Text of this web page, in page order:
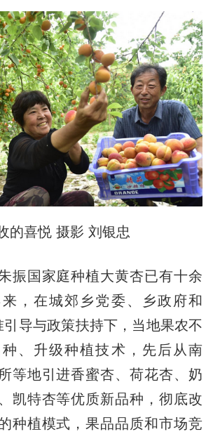
的喜悦 摄影 刘银忠
国家庭种植大黄杏已有十余
，在城郊乡党委、乡政府和
引导与政策扶持下，当地果农不
、升级种植技术，先后从南
等地引进香蜜杏、荷花杏、奶
凯特杏等优质新品种，彻底改
种植模式，果品品质和市场竞